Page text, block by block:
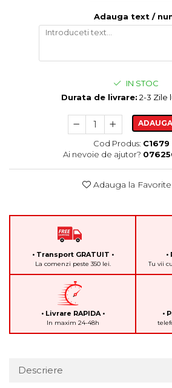
Adauga text /
IN STOC
Durata de livrare: 2-3 Zile
Cod Produs: C1679
Ai nevoie de ajutor?
Adauga la Favorite
• Transport GRATUIT •
La comenzi peste 350 lei. Tu vii
• Livrare RAPIDA •
In maxim 24-48h
•
Descriere